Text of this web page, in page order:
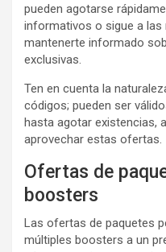
pueden agotarse
informativos o sigue a
mantenerte informado
exclusivas.
Ten en cuenta la
códigos; pueden ser
hasta agotar existencias,
aprovechar estas ofertas.
Ofertas de
boosters
Las ofertas de paquetes
múltiples boosters a un